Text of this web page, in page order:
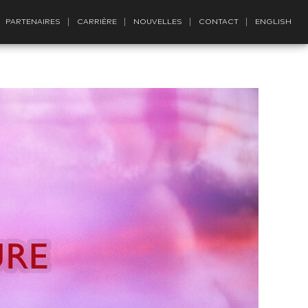
PARTENAIRES CARRIÈRE NOUVELLES CONTACT ENGLISH